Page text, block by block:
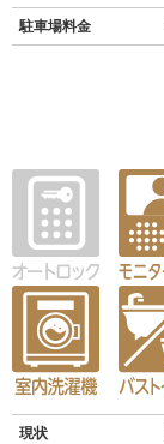
駐車場料金
現状